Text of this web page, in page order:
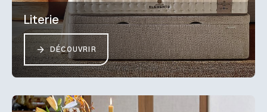
Literie
DÉCOUVRIR